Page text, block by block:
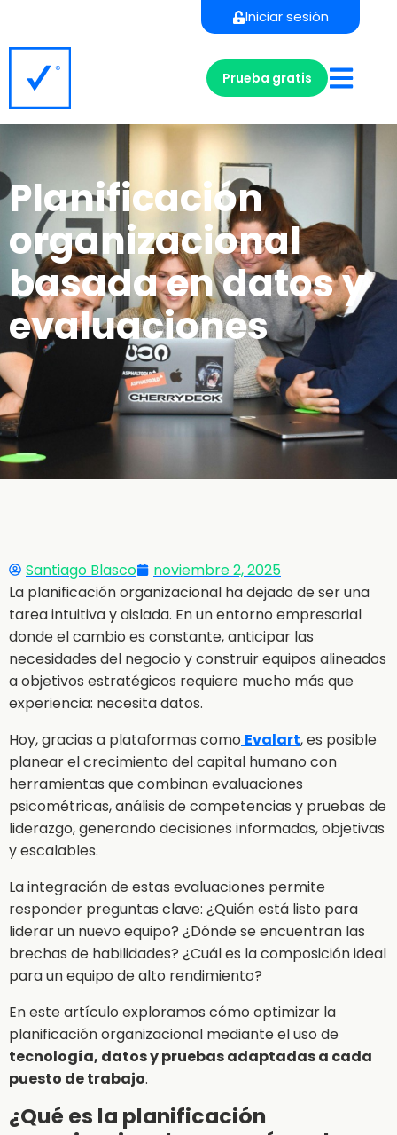
Iniciar sesión
Prueba gratis
Planificación
organizacional
basada en datos y
evaluaciones
Santiago Blasco
noviembre 2, 2025
La planificación organizacional ha dejado de ser una
tarea intuitiva y aislada. En un entorno empresarial
donde el cambio es constante, anticipar las
necesidades del negocio y construir equipos alineados
a objetivos estratégicos requiere mucho más que
experiencia: necesita datos.
Hoy, gracias a plataformas como Evalart, es posible
planear el crecimiento del capital humano con
herramientas que combinan evaluaciones
psicométricas, análisis de competencias y pruebas de
liderazgo, generando decisiones informadas, objetivas
y escalables.
La integración de estas evaluaciones permite
responder preguntas clave: ¿Quién está listo para
liderar un nuevo equipo? ¿Dónde se encuentran las
brechas de habilidades? ¿Cuál es la composición ideal
para un equipo de alto rendimiento?
En este artículo exploramos cómo optimizar la
planificación organizacional mediante el uso de
tecnología, datos y pruebas adaptadas a cada
puesto de trabajo.
¿Qué es la planificación